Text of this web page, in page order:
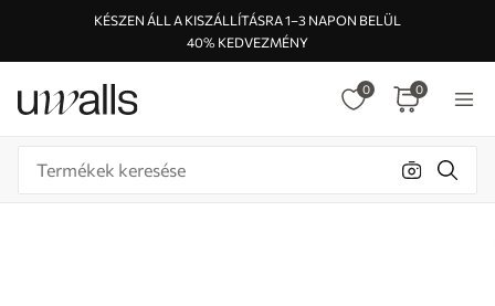
KÉSZEN ÁLL A KISZÁLLÍTÁSRA 1–3 NAPON BELÜL
40% KEDVEZMÉNY
0 0